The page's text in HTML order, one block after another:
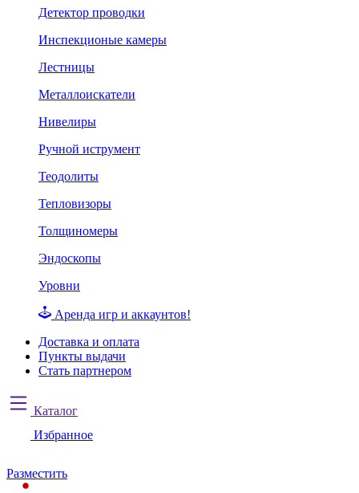
Детектор проводки
Инспекционые камеры
Лестницы
Металлоискатели
Нивелиры
Ручной иструмент
Теодолиты
Тепловизоры
Толщиномеры
Эндоскопы
Уровни
Аренда игр и аккаунтов!
Доставка и оплата
Пункты выдачи
Стать партнером
Каталог
Избранное
Разместить